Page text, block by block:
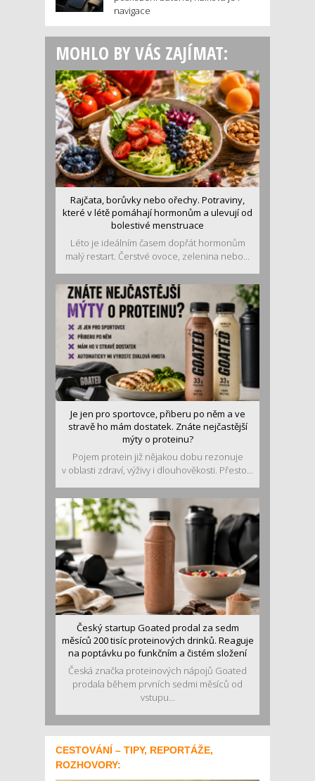
navigace
MOHLO BY VÁS ZAJÍMAT:
Rajčata, borůvky nebo ořechy. Potraviny,
které v létě pomáhají hormonům a ulevují od
bolestivé menstruace
Léto je ideálním časem dopřát hormonům
malý restart. Čerstvé ovoce, zelenina nebo...
Je jen pro sportovce, přiberu po něm a ve
stravě ho mám dostatek. Znáte nejčastější
mýty o proteinu?
Pojem protein již nějakou dobu rezonuje
v oblasti zdraví, výživy i dlouhověkosti. Přesto...
Český startup Goated prodal za sedm
měsíců 200 tisíc proteinových drinků. Reaguje
na poptávku po funkčním a čistém složení
Česká značka proteinových nápojů Goated
prodala během prvních sedmi měsíců od
vstupu...
CESTOVÁNÍ – TIPY, REPORTÁŽE,
ROZHOVORY: